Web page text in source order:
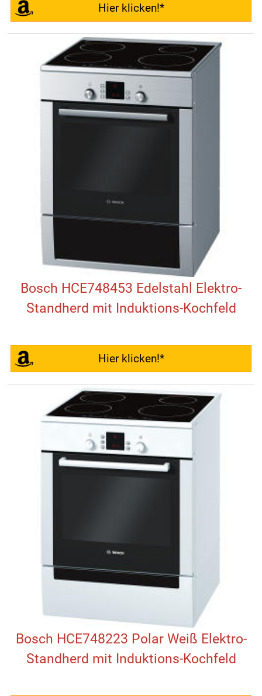
Hier klicken!*
Bosch HCE748453 Edelstahl Elektro-
Standherd mit Induktions-Kochfeld
Hier klicken!*
Bosch HCE748223 Polar Weiß Elektro-
Standherd mit Induktions-Kochfeld